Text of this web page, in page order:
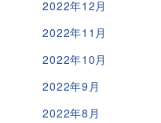
2022年12月
2022年11月
2022年10月
2022年9月
2022年8月